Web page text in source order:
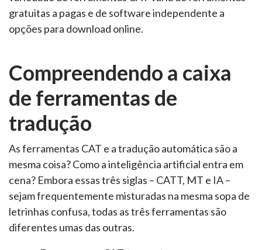
gratuitas a pagas e de software independente a
opções para download online.
Compreendendo a caixa
de ferramentas de
tradução
As ferramentas CAT e a tradução automática são a
mesma coisa? Como a inteligência artificial entra em
cena? Embora essas três siglas – CATT, MT e IA –
sejam frequentemente misturadas na mesma sopa de
letrinhas confusa, todas as três ferramentas são
diferentes umas das outras.